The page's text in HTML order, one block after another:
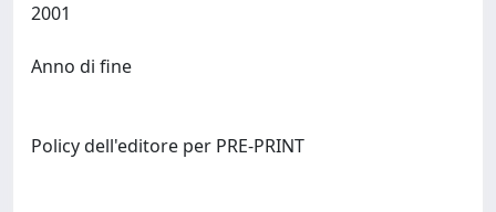
Anno di fine
Policy dell'editore per PRE-PRINT